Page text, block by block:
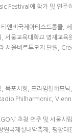
에 참가 및 연주하
앤비국제아티스트콩쿨,
서울교육대학교 영재교
울비르투오지 단원,
목포시향, 프라임필하
Philharmonic,
초청 연주 및 서울시립
국제실내악축제, 평창